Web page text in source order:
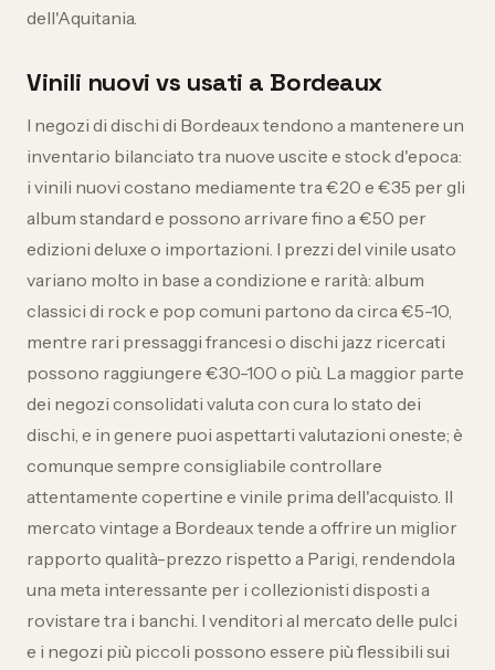
dell'Aquitania.
Vinili nuovi vs usati a Bordeaux
I negozi di dischi di Bordeaux tendono a mantenere un
inventario bilanciato tra nuove uscite e stock d'epoca:
i vinili nuovi costano mediamente tra €20 e €35 per gli
album standard e possono arrivare fino a €50 per
edizioni deluxe o importazioni. I prezzi del vinile usato
variano molto in base a condizione e rarità: album
classici di rock e pop comuni partono da circa €5-10,
mentre rari pressaggi francesi o dischi jazz ricercati
possono raggiungere €30-100 o più. La maggior parte
dei negozi consolidati valuta con cura lo stato dei
dischi, e in genere puoi aspettarti valutazioni oneste; è
comunque sempre consigliabile controllare
attentamente copertine e vinile prima dell'acquisto. Il
mercato vintage a Bordeaux tende a offrire un miglior
rapporto qualità-prezzo rispetto a Parigi, rendendola
una meta interessante per i collezionisti disposti a
rovistare tra i banchi. I venditori al mercato delle pulci
e i negozi più piccoli possono essere più flessibili sui